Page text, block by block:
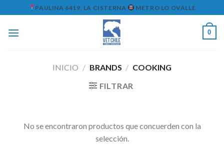
to
content
PAULINA 6419, LA CISTERNA METRO LO OVALLE
0
INICIO / BRANDS / COOKING
FILTRAR
No se encontraron productos que concuerden con la
selección.